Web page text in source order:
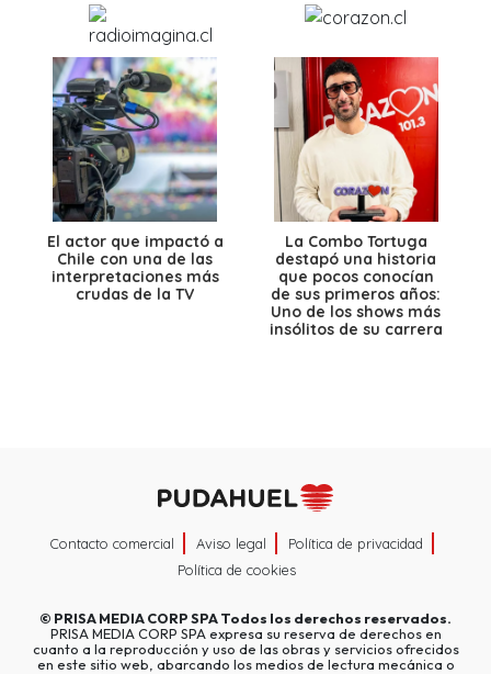
El actor que impactó a
Chile con una de las
interpretaciones más
crudas de la TV
La Combo Tortuga
destapó una historia
que pocos conocían
de sus primeros años:
Uno de los shows más
insólitos de su carrera
Contacto comercial Aviso legal
Política de privacidad
Política de cookies
© PRISA MEDIA CORP SPATodos los derechos reservados.
PRISA MEDIA CORP SPA expresa su reserva de derechos en
cuanto a la reproducción y uso de las obras y servicios ofrecidos
en este sitio web, abarcando los medios de lectura mecánica o